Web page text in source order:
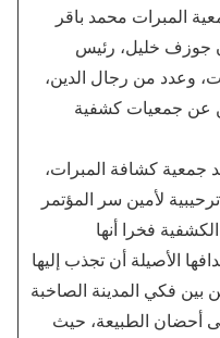
المبرات محمد باقر
جوزف خليل، رئيس
وعدد من رجال الدين،
جمعية كشافة المبرات،
لأمين سر المؤتمر
فخرا أنها
الأصيلة أن تجذب إليها
بين فكي المدينة الصاخبة
أحضان الطبيعة، حيث